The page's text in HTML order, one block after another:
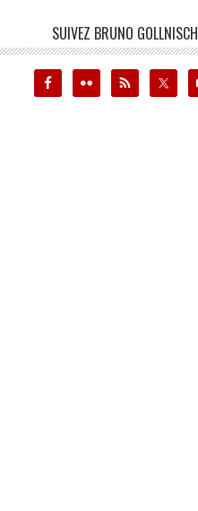
SUIVEZ BRUNO GOLLNISCH